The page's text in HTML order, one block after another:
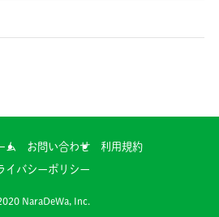
ム お問い合わせ
利用規約
イバシーポリシー
NaraDeWa, Inc.